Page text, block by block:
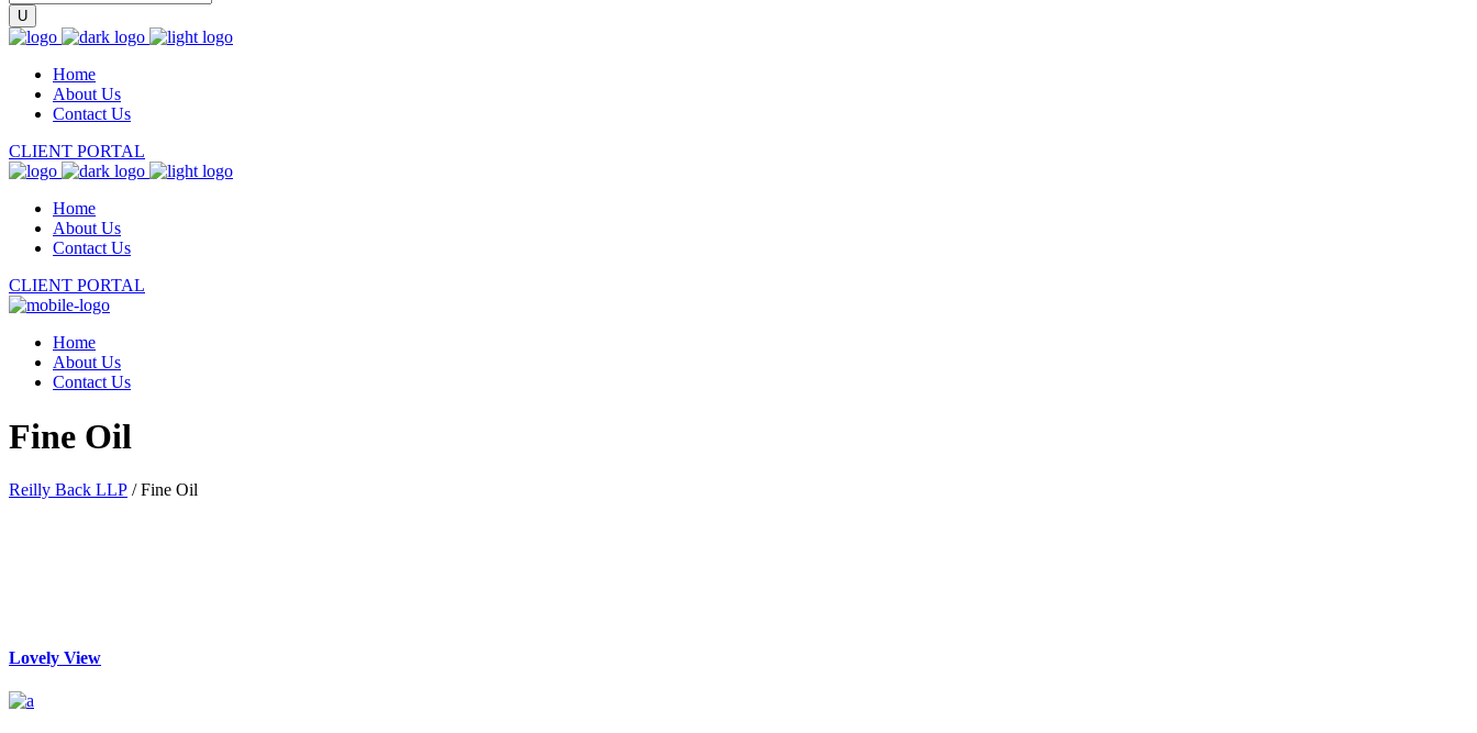
Home
About Us
Contact Us
CLIENT PORTAL
Home
About Us
Contact Us
CLIENT PORTAL
Home
About Us
Contact Us
Fine Oil
Reilly Back LLP /Fine Oil
Lovely View